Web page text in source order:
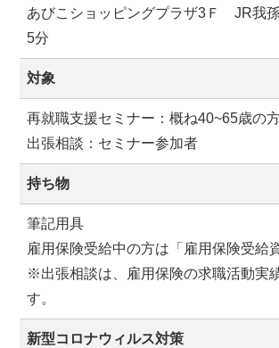
あびこショッピングプラザ3Ｆ JR我
5分
対象
再就職支援セミナー：概ね40~65歳の
出張相談：セミナー参加者
持ち物
筆記用具
雇用保険受給中の方は「雇用保険受給
※出張相談は、雇用保険の求職活動実
す。
新型コロナウィルス対策